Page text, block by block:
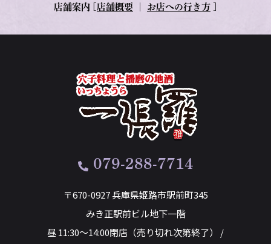
店舗案内 店舗概要 お店への行き方
079-288-7714
〒670-0927 兵庫県姫路市駅前町345
みき正駅前ビル地下一階
昼 11:30～14:00閉店（売り切れ次第終了） /